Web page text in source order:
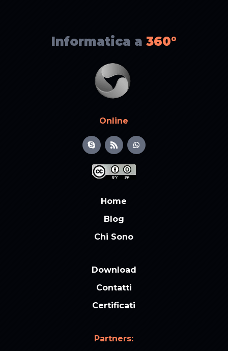
Informatica a 360°
Online
Home
Blog
Chi Sono
Download
Contatti
Certificati
Partners: